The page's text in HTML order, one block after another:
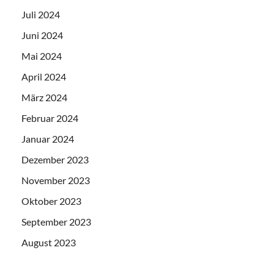
Juli 2024
Juni 2024
Mai 2024
April 2024
März 2024
Februar 2024
Januar 2024
Dezember 2023
November 2023
Oktober 2023
September 2023
August 2023